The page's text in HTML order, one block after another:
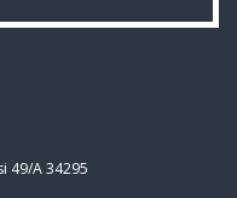
49/A 34295